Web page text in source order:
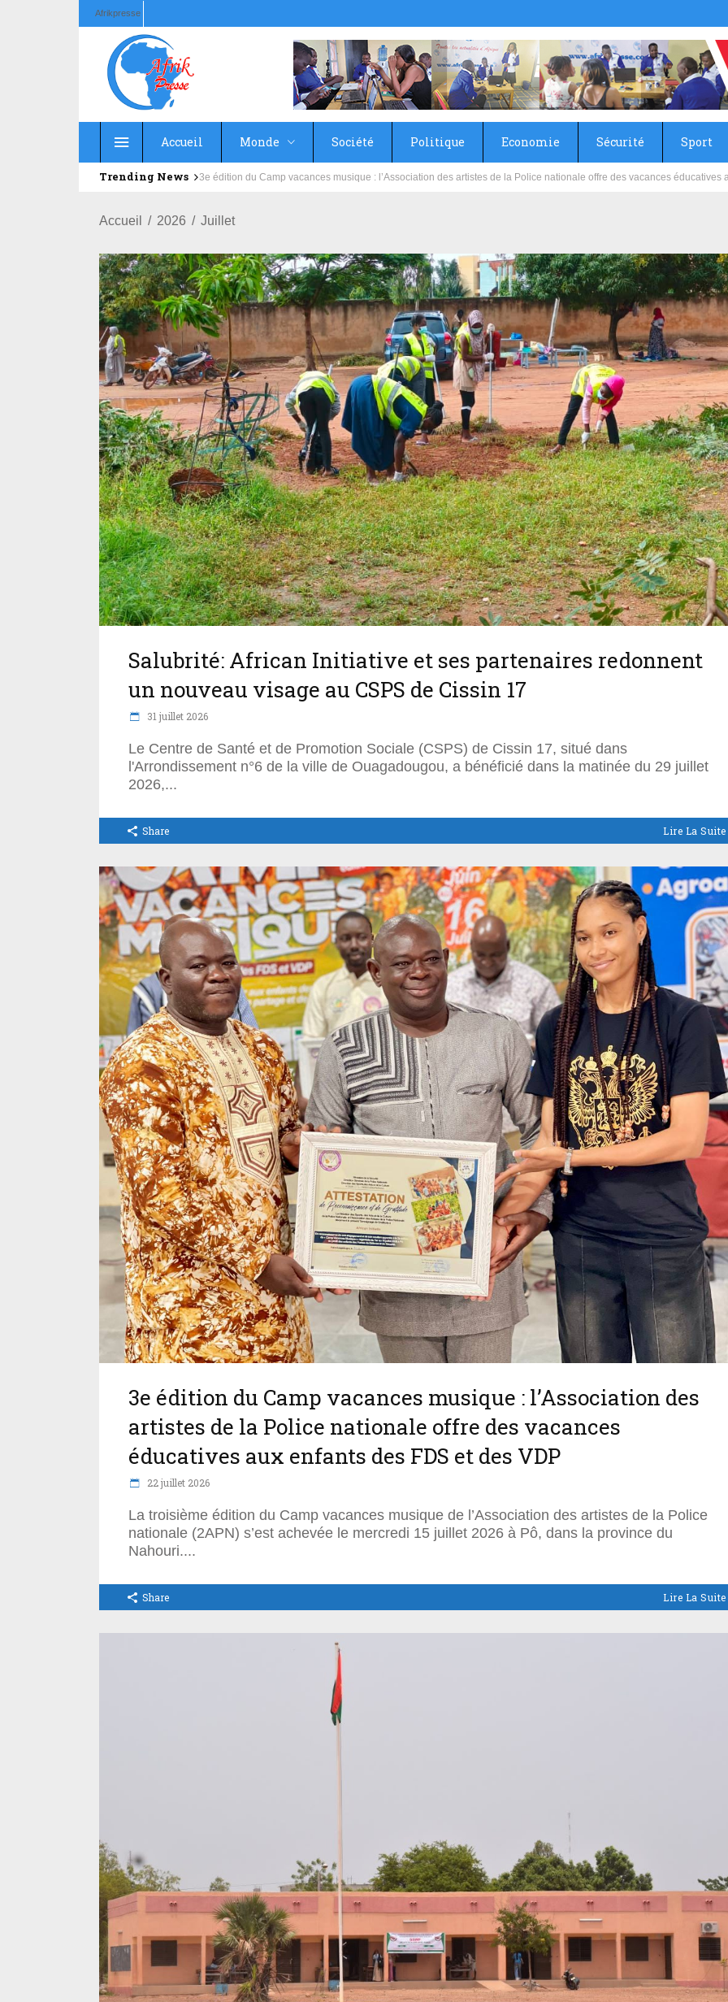
Afrikpresse
Accueil Monde Société Politique Economie Sécurité Sport
Trending News Education : la fédération de la Russie rénove les écoles primaire et collège du Camp Général Aboubacar Sangoulé
Accueil 2026 Juillet
Salubrité: African Initiative et ses partenaires redonnent
un nouveau visage au CSPS de Cissin 17
31 juillet 2026
Le Centre de Santé et de Promotion Sociale (CSPS) de Cissin 17, situé dans
l'Arrondissement n°6 de la ville de Ouagadougou, a bénéficié dans la matinée du 29 juillet
2026,
Share Lire La Suite
3e édition du Camp vacances musique : l’Association des
artistes de la Police nationale offre des vacances
éducatives aux enfants des FDS et des VDP
22 juillet 2026
La troisième édition du Camp vacances musique de l’Association des artistes de la Police
nationale (2APN) s’est achevée le mercredi 15 juillet 2026 à Pô, dans la province du
Nahouri.
Share Lire La Suite